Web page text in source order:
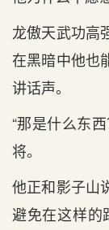
龙傲天武功高
在黑暗中他也
讲话声。
“那是什么东
将。
他正和影子山
避免在这样的